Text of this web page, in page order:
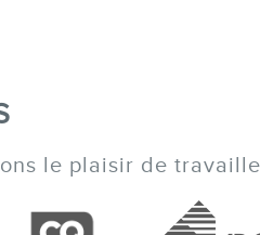
le plaisir de